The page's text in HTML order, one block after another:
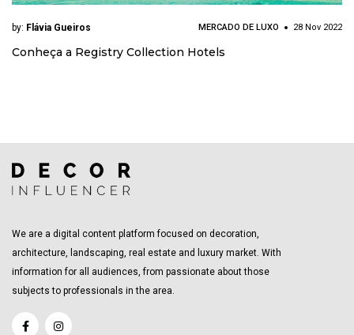
by: Flávia Gueiros MERCADO DE LUXO 28 Nov 2022
Conheça a Registry Collection Hotels
We are a digital content platform focused on decoration,
architecture, landscaping, real estate and luxury market. With
information for all audiences, from passionate about those
subjects to professionals in the area.